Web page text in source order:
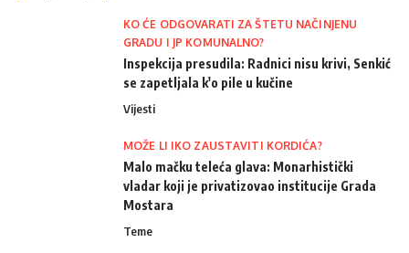
KO ĆE ODGOVARATI ZA ŠTETU NAČINJENU
GRADU I JP KOMUNALNO?
Inspekcija presudila: Radnici nisu krivi, Senkić
se zapetljala k'o pile u kučine
Vijesti
MOŽE LI IKO ZAUSTAVITI KORDIĆA?
Malo mačku teleća glava: Monarhistički
vladar koji je privatizovao institucije Grada
Mostara
Teme